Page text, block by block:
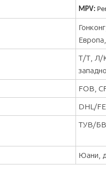
MPV:
Т/Т, Л/
FOB,
DHL/
ТУВ/
Юани,